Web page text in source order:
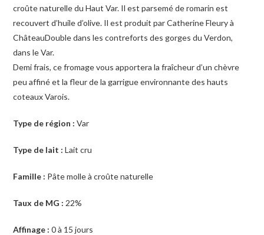
croûte naturelle du Haut Var. Il est parsemé de romarin est
recouvert d’huile d’olive. Il est produit par Catherine Fleury à
ChâteauDouble dans les contreforts des gorges du Verdon,
dans le Var.
Demi frais, ce fromage vous apportera la fraîcheur d’un chèvre
peu affiné et la fleur de la garrigue environnante des hauts
coteaux Varois.
Type de région : Var
Type de lait : Lait cru
Famille : Pâte molle à croûte naturelle
Taux de MG : 22%
Affinage : 0 à 15 jours